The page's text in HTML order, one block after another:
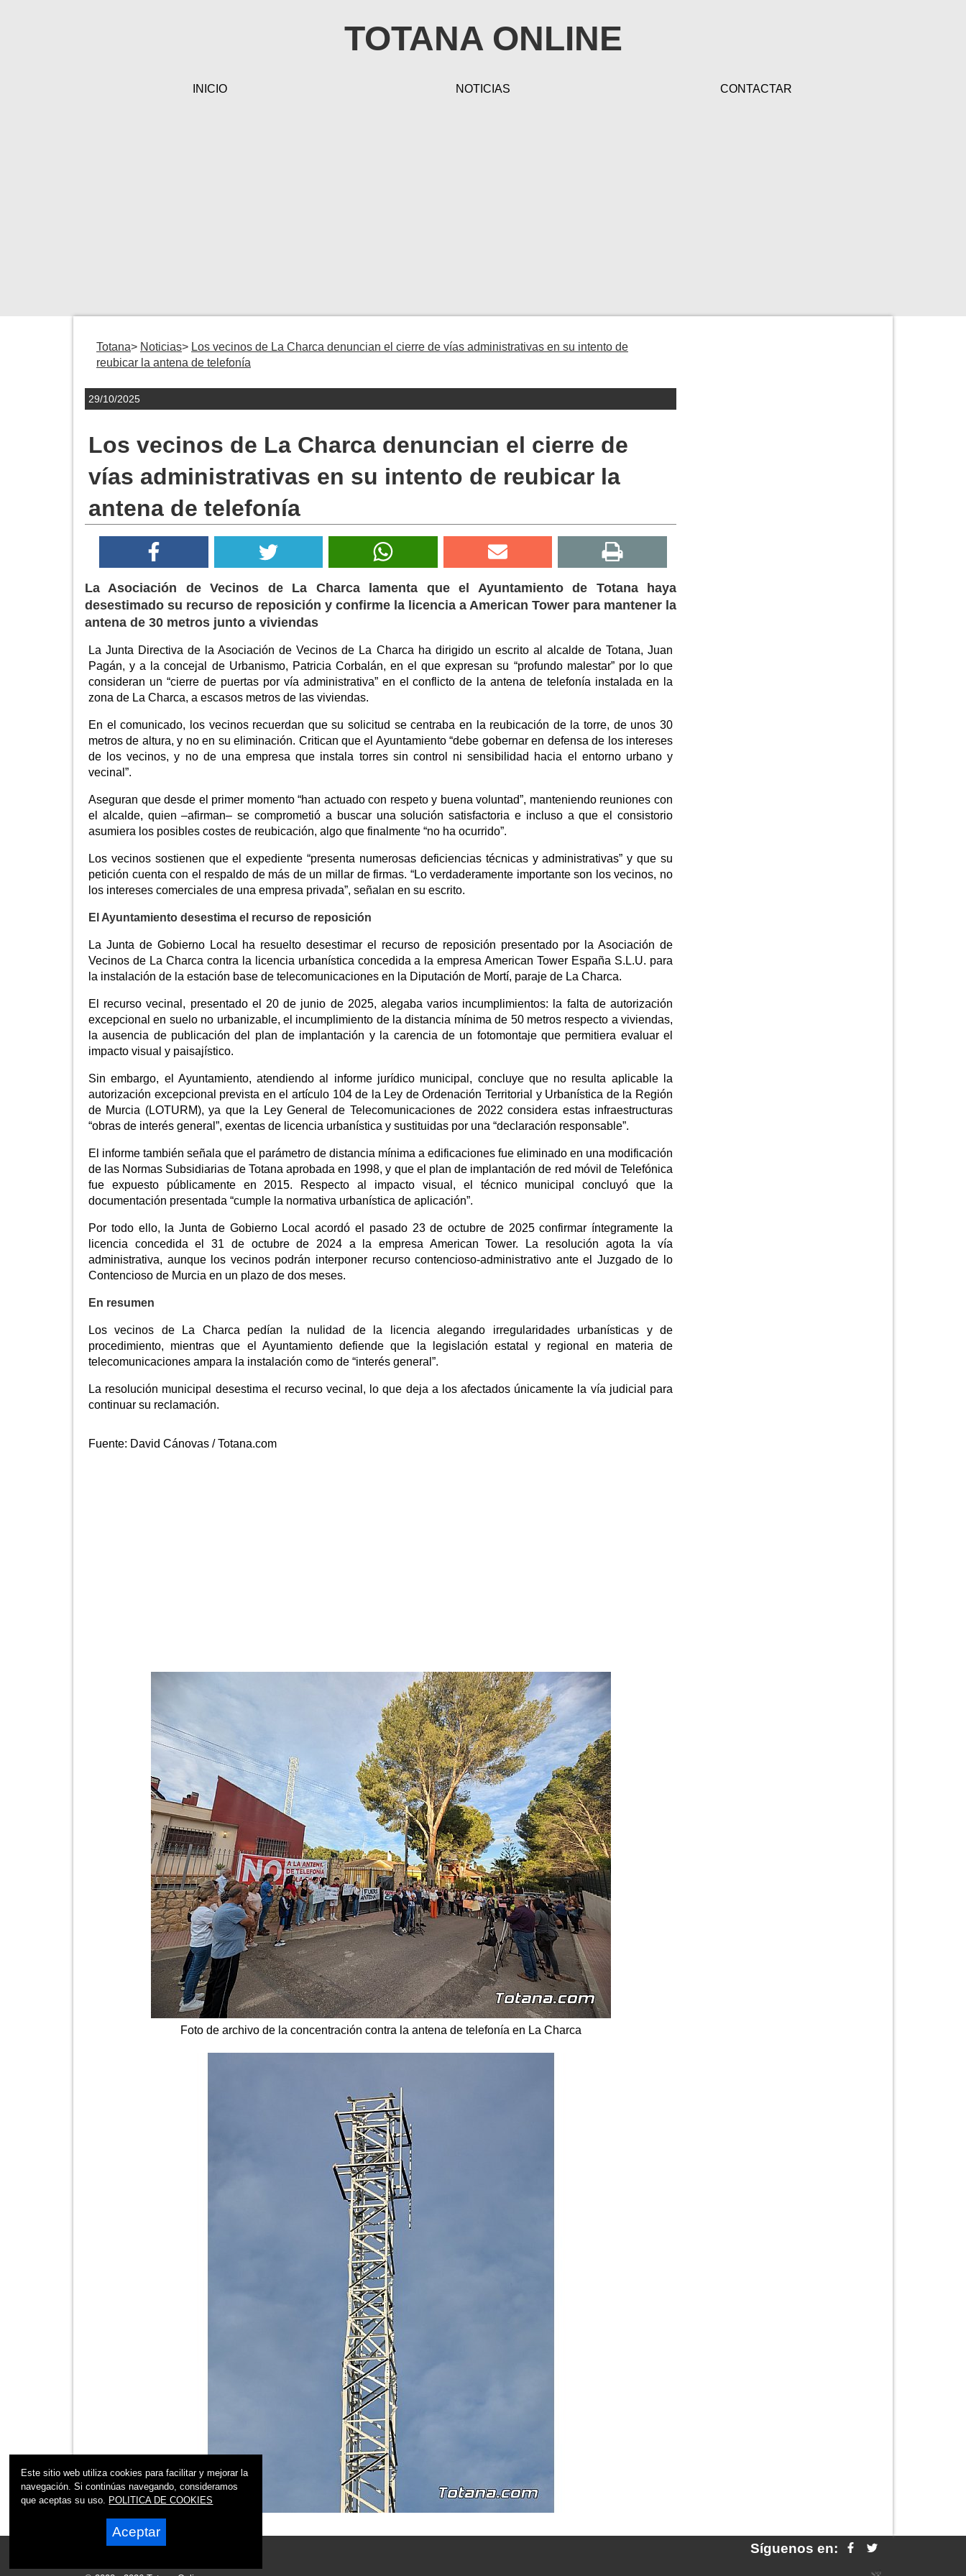
TOTANA ONLINE
INICIO NOTICIAS CONTACTAR
Totana Noticias
Los vecinos de La Charca denuncian el cierre de vías administrativas en su intento de
reubicar la antena de telefonía
29/10/2025
Los vecinos de La Charca denuncian el cierre de
vías administrativas en su intento de reubicar la
antena de telefonía
La Asociación de Vecinos de La Charca lamenta que el Ayuntamiento de Totana haya
desestimado su recurso de reposición y confirme la licencia a American Tower para mantener la
antena de 30 metros junto a viviendas
La Junta Directiva de la Asociación de Vecinos de La Charca ha dirigido un escrito al alcalde de Totana, Juan
Pagán, y a la concejal de Urbanismo, Patricia Corbalán, en el que expresan su “profundo malestar” por lo que
consideran un “cierre de puertas por vía administrativa” en el conflicto de la antena de telefonía instalada en la
zona de La Charca, a escasos metros de las viviendas.
En el comunicado, los vecinos recuerdan que su solicitud se centraba en la reubicación de la torre, de unos 30
metros de altura, y no en su eliminación. Critican que el Ayuntamiento “debe gobernar en defensa de los intereses
de los vecinos, y no de una empresa que instala torres sin control ni sensibilidad hacia el entorno urbano y
vecinal”.
Aseguran que desde el primer momento “han actuado con respeto y buena voluntad”, manteniendo reuniones con
el alcalde, quien –afirman– se comprometió a buscar una solución satisfactoria e incluso a que el consistorio
asumiera los posibles costes de reubicación, algo que finalmente “no ha ocurrido”.
Los vecinos sostienen que el expediente “presenta numerosas deficiencias técnicas y administrativas” y que su
petición cuenta con el respaldo de más de un millar de firmas. “Lo verdaderamente importante son los vecinos, no
los intereses comerciales de una empresa privada”, señalan en su escrito.
El Ayuntamiento desestima el recurso de reposición
La Junta de Gobierno Local ha resuelto desestimar el recurso de reposición presentado por la Asociación de
Vecinos de La Charca contra la licencia urbanística concedida a la empresa American Tower España S.L.U. para
la instalación de la estación base de telecomunicaciones en la Diputación de Mortí, paraje de La Charca.
El recurso vecinal, presentado el 20 de junio de 2025, alegaba varios incumplimientos: la falta de autorización
excepcional en suelo no urbanizable, el incumplimiento de la distancia mínima de 50 metros respecto a viviendas,
la ausencia de publicación del plan de implantación y la carencia de un fotomontaje que permitiera evaluar el
impacto visual y paisajístico.
Sin embargo, el Ayuntamiento, atendiendo al informe jurídico municipal, concluye que no resulta aplicable la
autorización excepcional prevista en el artículo 104 de la Ley de Ordenación Territorial y Urbanística de la Región
de Murcia (LOTURM), ya que la Ley General de Telecomunicaciones de 2022 considera estas infraestructuras
“obras de interés general”, exentas de licencia urbanística y sustituidas por una “declaración responsable”.
El informe también señala que el parámetro de distancia mínima a edificaciones fue eliminado en una modificación
de las Normas Subsidiarias de Totana aprobada en 1998, y que el plan de implantación de red móvil de Telefónica
fue expuesto públicamente en 2015. Respecto al impacto visual, el técnico municipal concluyó que la
documentación presentada “cumple la normativa urbanística de aplicación”.
Por todo ello, la Junta de Gobierno Local acordó el pasado 23 de octubre de 2025 confirmar íntegramente la
licencia concedida el 31 de octubre de 2024 a la empresa American Tower. La resolución agota la vía
administrativa, aunque los vecinos podrán interponer recurso contencioso-administrativo ante el Juzgado de lo
Contencioso de Murcia en un plazo de dos meses.
En resumen
Los vecinos de La Charca pedían la nulidad de la licencia alegando irregularidades urbanísticas y de
procedimiento, mientras que el Ayuntamiento defiende que la legislación estatal y regional en materia de
telecomunicaciones ampara la instalación como de “interés general”.
La resolución municipal desestima el recurso vecinal, lo que deja a los afectados únicamente la vía judicial para
continuar su reclamación.
Fuente: David Cánovas / Totana.com
Foto de archivo de la concentración contra la antena de telefonía en La Charca
Síguenos en:
Este sitio web utiliza cookies para facilitar y mejorar la
navegación. Si continúas navegando, consideramos
que aceptas su uso. POLITICA DE COOKIES
Aceptar